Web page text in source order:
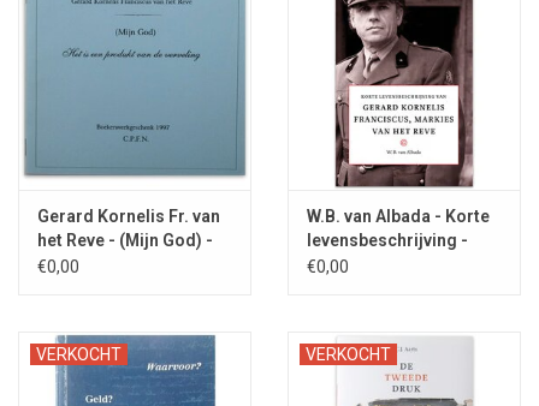
Gerard Kornelis Fr. van
het Reve - (Mijn God) -
1997
€0,00
W.B. van Albada - Korte
levensbeschrijving -
2023
€0,00
VERKOCHT VERKOCHT